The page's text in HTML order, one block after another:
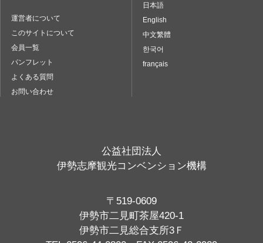
運営者について
このサイトについて
会員一覧
パンフレット
よくある質問
お問い合わせ
日本語
English
中文繁體
한국어
français
公益社団法人
伊勢志摩観光コンベンション機構
〒519-0609
伊勢市二見町茶屋420-1
伊勢市二見総合支所3Ｆ